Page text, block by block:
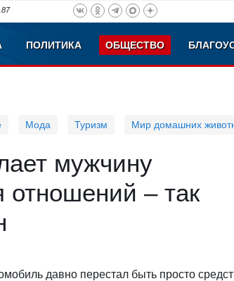
ПОЛИТИКА ОБЩЕСТВО
Мода Туризм Мир домашних
мужчину
отношений – так
давно перестал быть просто